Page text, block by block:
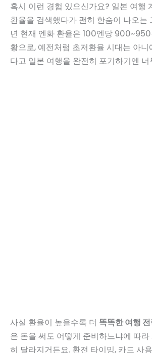
혹시 이런 경험 있으신가요? 일본 여행
환율을 검색했다가 괜히 한숨이 나오는
년 현재 엔화 환율은 100엔당
황으로, 예전처럼 초저환율 시대는 아니
다고 일본 여행을 완전히 포기하기엔
사실 환율이 높을수록 더 똑똑한 여행
은 돈을 써도 어떻게 준비하느냐에 따
히 달라지거든요. 환전 타이밍, 카드 사